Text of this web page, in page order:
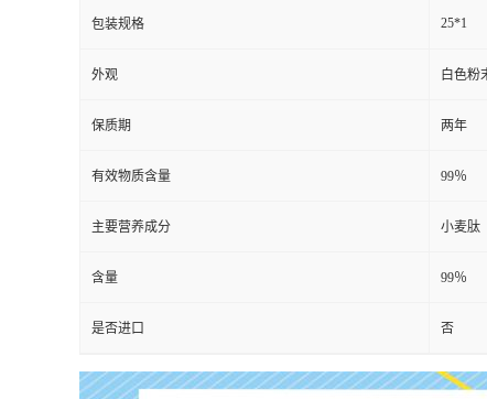
包装规格 25*1
外观 白色粉
保质期 两年
有效物质含量 99％
主要营养成分 小麦肽
含量 99％
是否进口 否